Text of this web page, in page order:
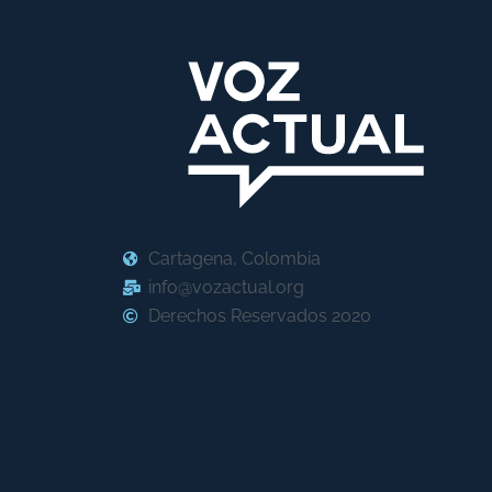
Cartagena, Colombia
info@vozactual.org
Derechos Reservados 2020